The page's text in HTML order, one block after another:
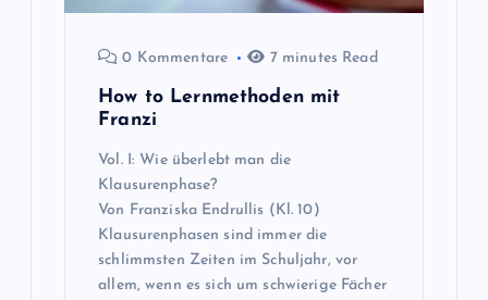
0 Kommentare 7 minutes Read
How to Lernmethoden mit
Franzi
Vol. I: Wie überlebt man die
Klausurenphase?
Von Franziska Endrullis (Kl. 10)
Klausurenphasen sind immer die
schlimmsten Zeiten im Schuljahr, vor
allem, wenn es sich um schwierige Fächer